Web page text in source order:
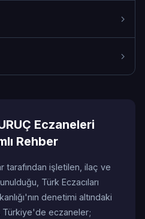
Eczaneleri
Rehber
tarafından işletilen, ilaç ve
Türk Eczacıları
denetimi altındaki
Türkiye'de eczaneler;